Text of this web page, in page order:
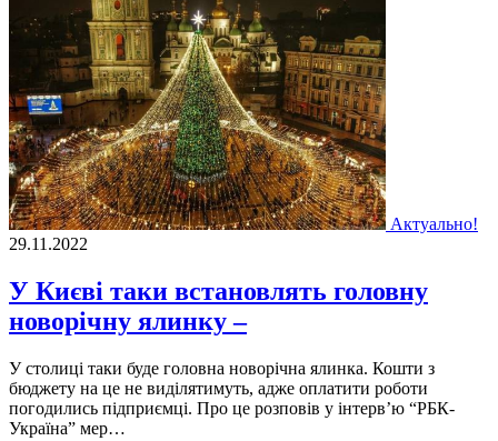
Актуально!
29.11.2022
У Києві таки встановлять головну
новорічну ялинку –
У столиці таки буде головна новорічна ялинка. Кошти з
бюджету на це не видiлятимуть, адже оплатити роботи
погодились пiдприємцi. Про це розповiв у iнтервʼю “РБК-
Україна” мер…